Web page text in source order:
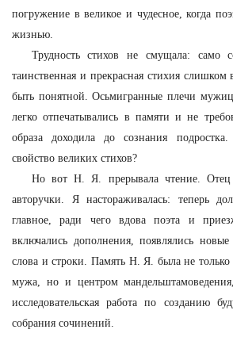
погружение в великое и чудесное, когда
жизнью.
Трудность стихов не смущала: само
таинственная и прекрасная стихия слишком
быть понятной. Осьмигранные плечи
легко отпечатывались в памяти и не
образа доходила до сознания
свойство великих стихов?
Но вот Н. Я. прерывала чтение. Отец
авторучки. Я настораживалась: теперь
главное, ради чего вдова поэта и
включались дополнения, появлялись
слова и строки. Память Н. Я. была не
мужа, но и центром
исследовательская работа по созданию
собрания сочинений.